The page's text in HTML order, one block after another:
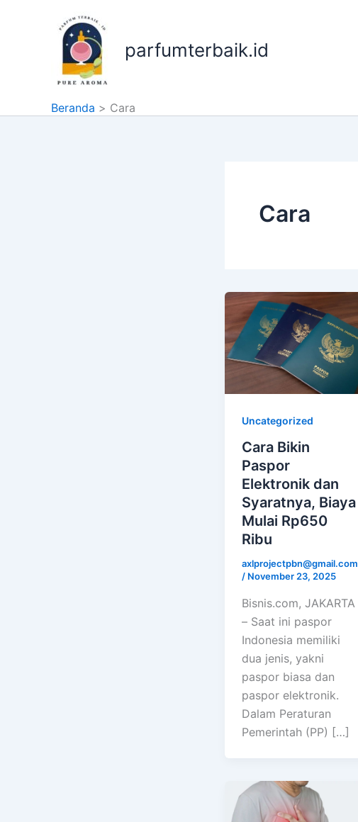
parfumterbaik.id
Beranda Cara
Cara
Uncategorized
Cara Bikin
Paspor
Elektronik dan
Syaratnya, Biaya
Mulai Rp650
Ribu
axlprojectpbn@gmail.com
/ November 23, 2025
Bisnis.com, JAKARTA
– Saat ini paspor
Indonesia memiliki
dua jenis, yakni
paspor biasa dan
paspor elektronik.
Dalam Peraturan
Pemerintah (PP) […]